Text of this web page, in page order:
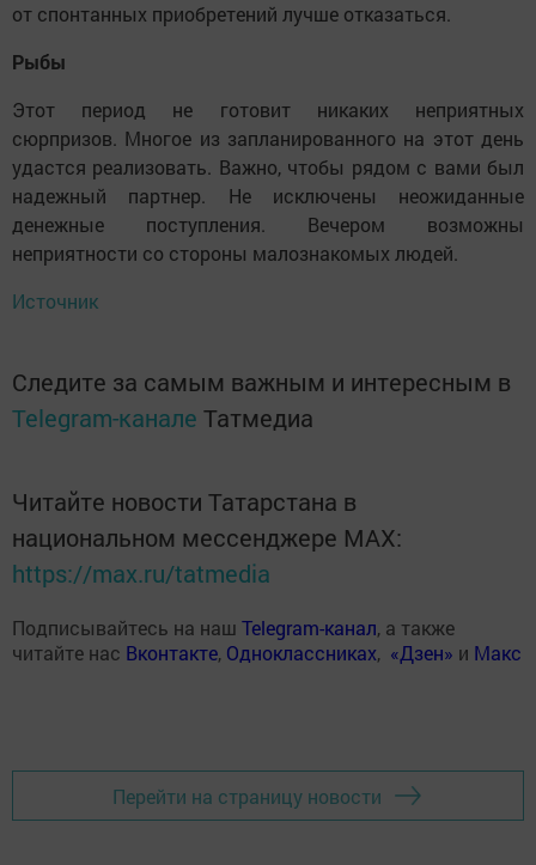
от спонтанных приобретений лучше отказаться.
Рыбы
Этот период не готовит никаких неприятных
сюрпризов. Многое из запланированного на этот день
удастся реализовать. Важно, чтобы рядом с вами был
надежный партнер. Не исключены неожиданные
денежные поступления. Вечером возможны
неприятности со стороны малознакомых людей.
Источник
Следите за самым важным и интересным в
Telegram-канале Татмедиа
Читайте новости Татарстана в
национальном мессенджере MАХ:
https://max.ru/tatmedia
Подписывайтесь на наш Telegram-канал, а также
читайте нас Вконтакте, Одноклассниках, «Дзен» и Макс
Перейти на страницу новости